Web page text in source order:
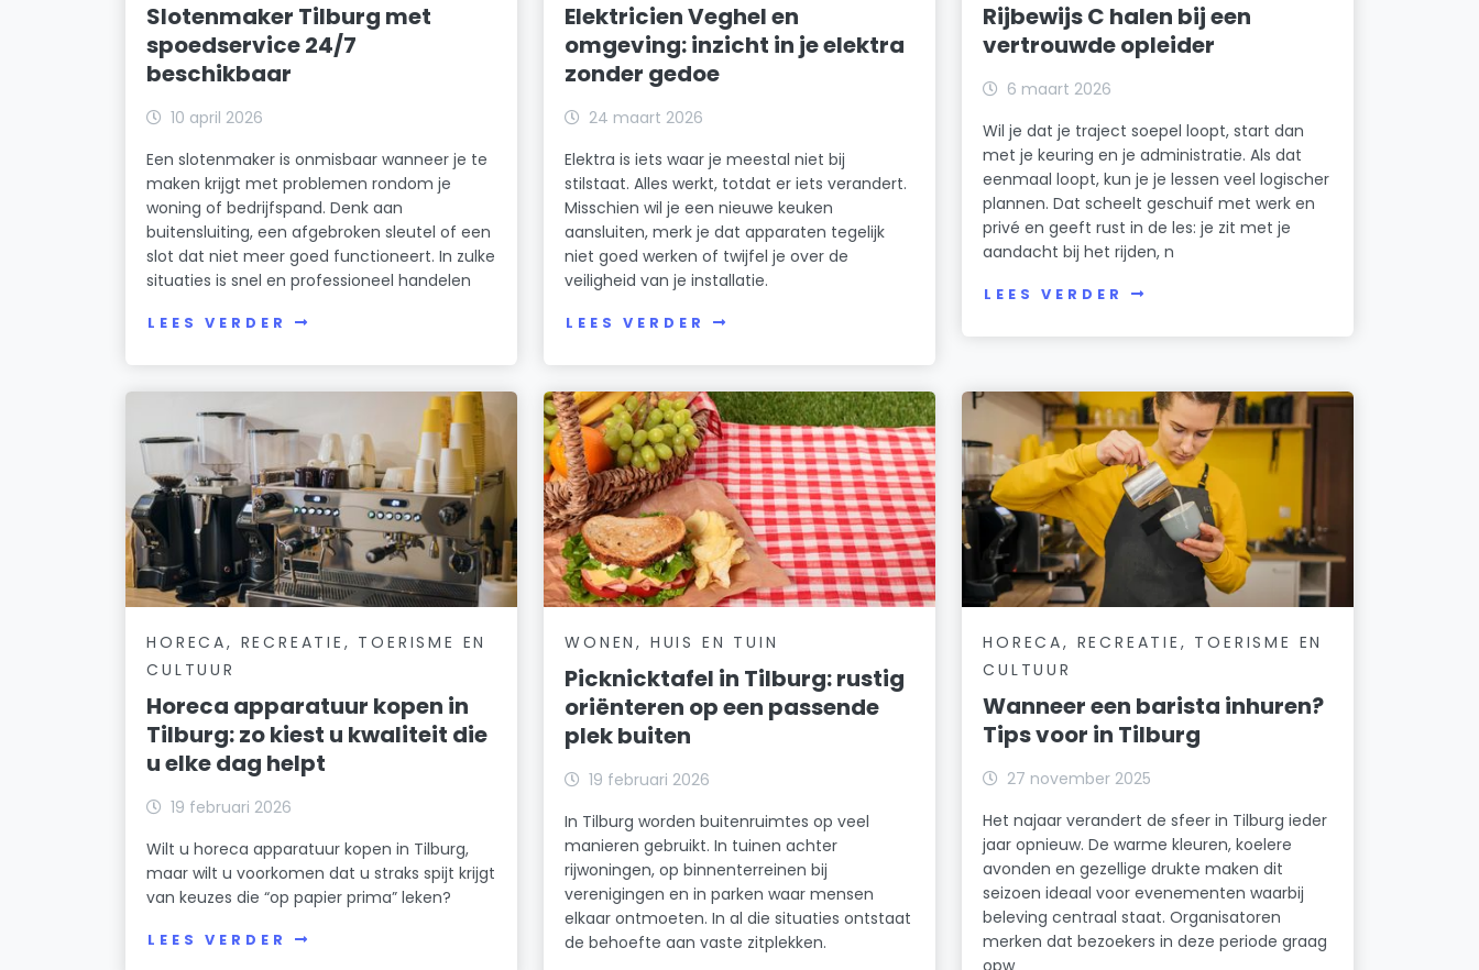
Slotenmaker Tilburg met
spoedservice 24/7
beschikbaar
10 april 2026
Een slotenmaker is onmisbaar wanneer je te
maken krijgt met problemen rondom je
woning of bedrijfspand. Denk aan
buitensluiting, een afgebroken sleutel of een
slot dat niet meer goed functioneert. In zulke
situaties is snel en professioneel handelen
LEES VERDER
Elektricien Veghel en
omgeving: inzicht in je elektra
zonder gedoe
24 maart 2026
Elektra is iets waar je meestal niet bij
stilstaat. Alles werkt, totdat er iets verandert.
Misschien wil je een nieuwe keuken
aansluiten, merk je dat apparaten tegelijk
niet goed werken of twijfel je over de
veiligheid van je installatie.
LEES VERDER
Rijbewijs C halen bij een
vertrouwde opleider
6 maart 2026
Wil je dat je traject soepel loopt, start dan
met je keuring en je administratie. Als dat
eenmaal loopt, kun je je lessen veel logischer
plannen. Dat scheelt geschuif met werk en
privé en geeft rust in de les: je zit met je
aandacht bij het rijden, n
LEES VERDER
HORECA, RECREATIE, TOERISME EN
CULTUUR
Horeca apparatuur kopen in
Tilburg: zo kiest u kwaliteit die
u elke dag helpt
19 februari 2026
Wilt u horeca apparatuur kopen in Tilburg,
maar wilt u voorkomen dat u straks spijt krijgt
van keuzes die “op papier prima” leken?
LEES VERDER
WONEN, HUIS EN TUIN
Picknicktafel in Tilburg: rustig
oriënteren op een passende
plek buiten
19 februari 2026
In Tilburg worden buitenruimtes op veel
manieren gebruikt. In tuinen achter
rijwoningen, op binnenterreinen bij
verenigingen en in parken waar mensen
elkaar ontmoeten. In al die situaties ontstaat
de behoefte aan vaste zitplekken.
HORECA, RECREATIE, TOERISME EN
CULTUUR
Wanneer een barista inhuren?
Tips voor in Tilburg
27 november 2025
Het najaar verandert de sfeer in Tilburg ieder
jaar opnieuw. De warme kleuren, koelere
avonden en gezellige drukte maken dit
seizoen ideaal voor evenementen waarbij
beleving centraal staat. Organisatoren
merken dat bezoekers in deze periode graag